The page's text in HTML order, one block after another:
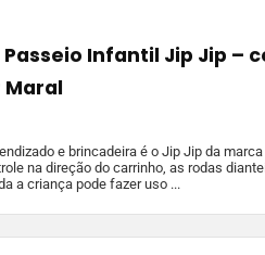
Infantil Jip Jip –
Maral
e brincadeira é o Jip Jip da
na direção do carrinho, as rodas
a criança pode fazer uso ...